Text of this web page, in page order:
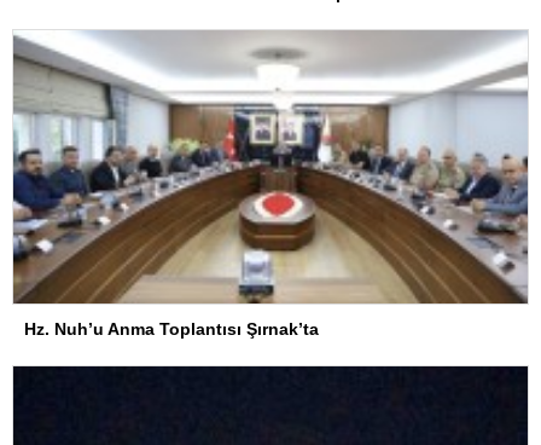
Hz. Nuh’u Anma Toplantısı Şırnak’ta